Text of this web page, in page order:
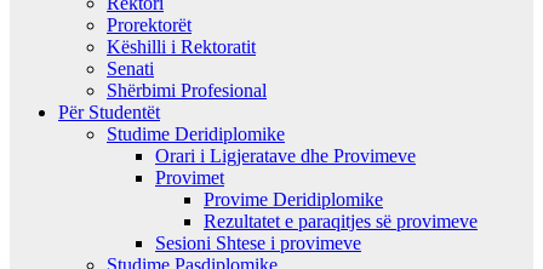
Prorektorët
Këshilli i Rektoratit
Senati
Shërbimi Profesional
Për Studentët
Studime Deridiplomike
Orari i Ligjeratave dhe Provimeve
Provimet
Provime Deridiplomike
Rezultatet e paraqitjes së provimeve
Sesioni Shtese i provimeve
Studime Pasdiplomike